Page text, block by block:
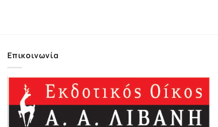
Επικοινωνία